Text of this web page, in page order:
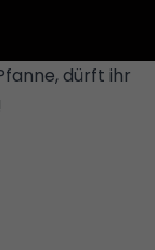
dürft ihr